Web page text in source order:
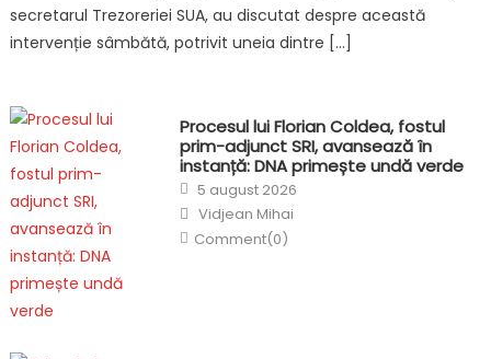
secretarul Trezoreriei SUA, au discutat despre această
intervenție sâmbătă, potrivit uneia dintre […]
Procesul lui Florian Coldea, fostul
prim-adjunct SRI, avansează în
instanță: DNA primește undă verde
Posted
on
5 august 2026
Author
Vidjean Mihai
Comment(0)